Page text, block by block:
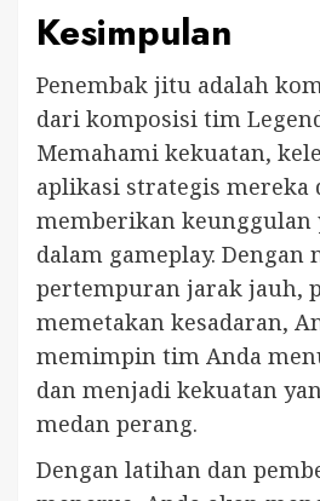
Kesimpulan
Penembak jitu adalah
dari komposisi tim
Memahami kekuatan,
aplikasi strategis mereka
memberikan keunggulan
dalam gameplay. Dengan
pertempuran jarak jauh,
memetakan kesadaran,
memimpin tim Anda
dan menjadi kekuatan
medan perang.
Dengan latihan dan